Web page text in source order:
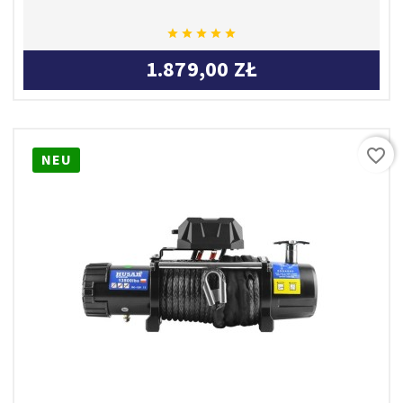
    
1.879,00 ZŁ
NEU favorite_border